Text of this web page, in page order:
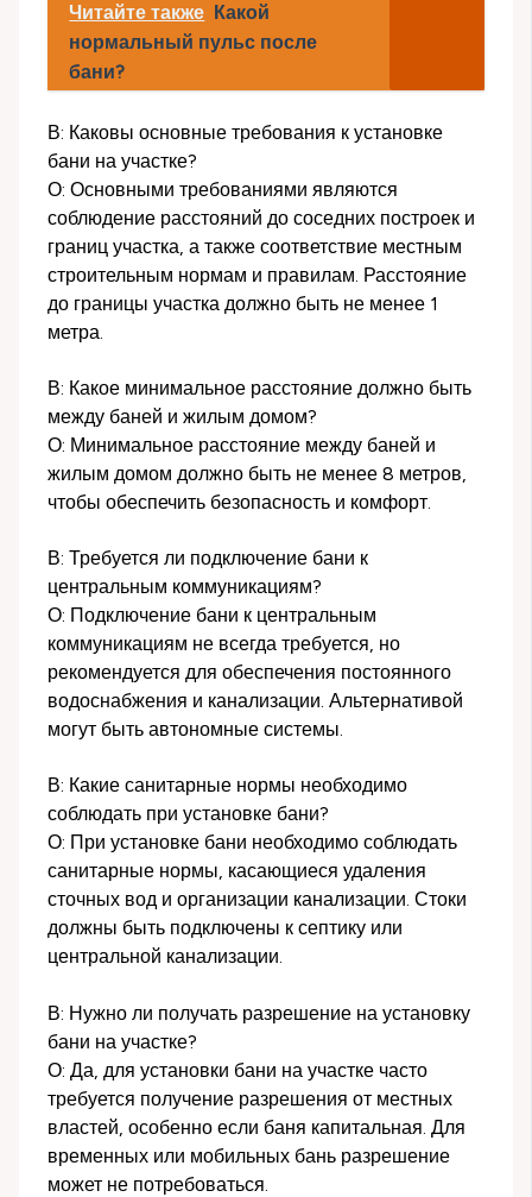
Читайте также Какой
нормальный пульс после
бани?
В: Каковы основные требования к установке
бани на участке?
О: Основными требованиями являются
соблюдение расстояний до соседних построек и
границ участка, а также соответствие местным
строительным нормам и правилам. Расстояние
до границы участка должно быть не менее 1
метра.
В: Какое минимальное расстояние должно быть
между баней и жилым домом?
О: Минимальное расстояние между баней и
жилым домом должно быть не менее 8 метров,
чтобы обеспечить безопасность и комфорт.
В: Требуется ли подключение бани к
центральным коммуникациям?
О: Подключение бани к центральным
коммуникациям не всегда требуется, но
рекомендуется для обеспечения постоянного
водоснабжения и канализации. Альтернативой
могут быть автономные системы.
В: Какие санитарные нормы необходимо
соблюдать при установке бани?
О: При установке бани необходимо соблюдать
санитарные нормы, касающиеся удаления
сточных вод и организации канализации. Стоки
должны быть подключены к септику или
центральной канализации.
В: Нужно ли получать разрешение на установку
бани на участке?
О: Да, для установки бани на участке часто
требуется получение разрешения от местных
властей, особенно если баня капитальная. Для
временных или мобильных бань разрешение
может не потребоваться.